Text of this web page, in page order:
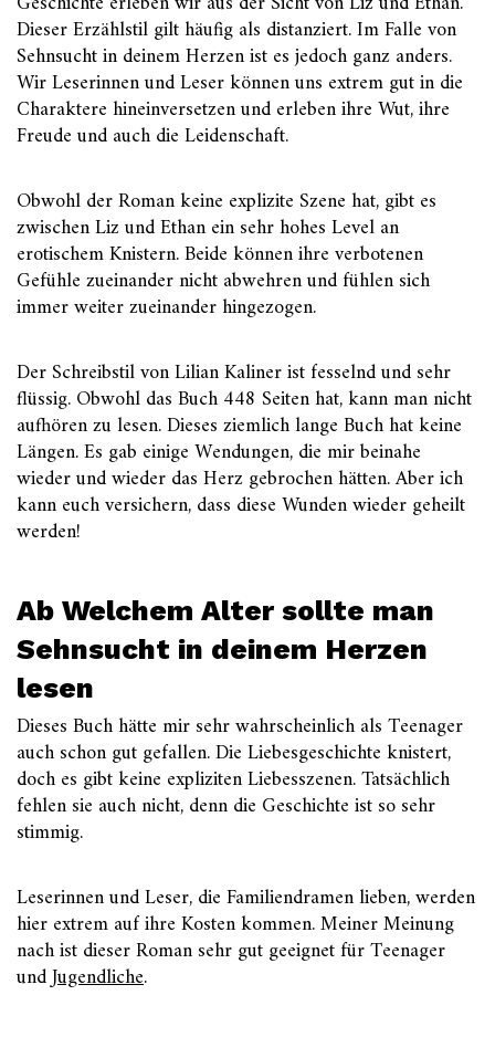
Dieser Erzählstil gilt häufig als distanziert. Im Falle von
Sehnsucht in deinem Herzen ist es jedoch ganz anders.
Wir Leserinnen und Leser können uns extrem gut in die
Charaktere hineinversetzen und erleben ihre Wut, ihre
Freude und auch die Leidenschaft.
Obwohl der Roman keine explizite Szene hat, gibt es
zwischen Liz und Ethan ein sehr hohes Level an
erotischem Knistern. Beide können ihre verbotenen
Gefühle zueinander nicht abwehren und fühlen sich
immer weiter zueinander hingezogen.
Der Schreibstil von Lilian Kaliner ist fesselnd und sehr
flüssig. Obwohl das Buch 448 Seiten hat, kann man nicht
aufhören zu lesen. Dieses ziemlich lange Buch hat keine
Längen. Es gab einige Wendungen, die mir beinahe
wieder und wieder das Herz gebrochen hätten. Aber ich
kann euch versichern, dass diese Wunden wieder geheilt
werden!
Ab Welchem Alter sollte man
Sehnsucht in deinem Herzen
lesen
Dieses Buch hätte mir sehr wahrscheinlich als Teenager
auch schon gut gefallen. Die Liebesgeschichte knistert,
doch es gibt keine expliziten Liebesszenen. Tatsächlich
fehlen sie auch nicht, denn die Geschichte ist so sehr
stimmig.
Leserinnen und Leser, die Familiendramen lieben, werden
hier extrem auf ihre Kosten kommen. Meiner Meinung
nach ist dieser Roman sehr gut geeignet für Teenager
undJugendliche.